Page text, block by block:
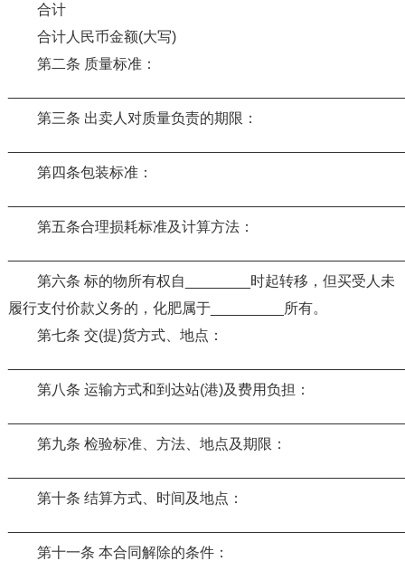
合计
合计人民币金额(大写)
第二条 质量标准：
第三条 出卖人对质量负责的期限：
第四条包装标准：
第五条合理损耗标准及计算方法：
第六条 标的物所有权自________时起转移，但买受人未
履行支付价款义务的，化肥属于_________所有。
第七条 交(提)货方式、地点：
第八条 运输方式和到达站(港)及费用负担：
第九条 检验标准、方法、地点及期限：
第十条 结算方式、时间及地点：
第十一条 本合同解除的条件：